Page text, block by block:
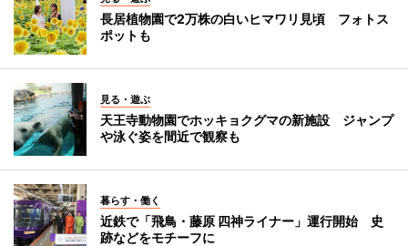
長居植物園で2万株の白いヒマワリ見頃 フォトス
ポットも
見る・遊ぶ
天王寺動物園でホッキョクグマの新施設 ジャンプ
や泳ぐ姿を間近で観察も
暮らす・働く
近鉄で「飛鳥・藤原 四神ライナー」運行開始 史
跡などをモチーフに